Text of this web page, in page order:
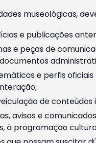
museológicas,
e publicações
e peças de
e perfis
de
avisos e
à programação